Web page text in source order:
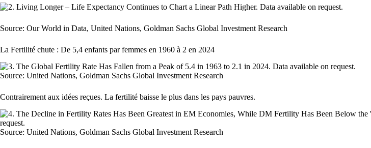
Source: Our World in Data, United Nations, Goldman Sachs Global Investment Research
La Fertilité chute : De 5,4 enfants par femmes en 1960 à 2 en 2024
Source: United Nations, Goldman Sachs Global Investment Research
Contrairement aux idées reçues. La fertilité baisse le plus dans les pays pauvres.
Source: United Nations, Goldman Sachs Global Investment Research